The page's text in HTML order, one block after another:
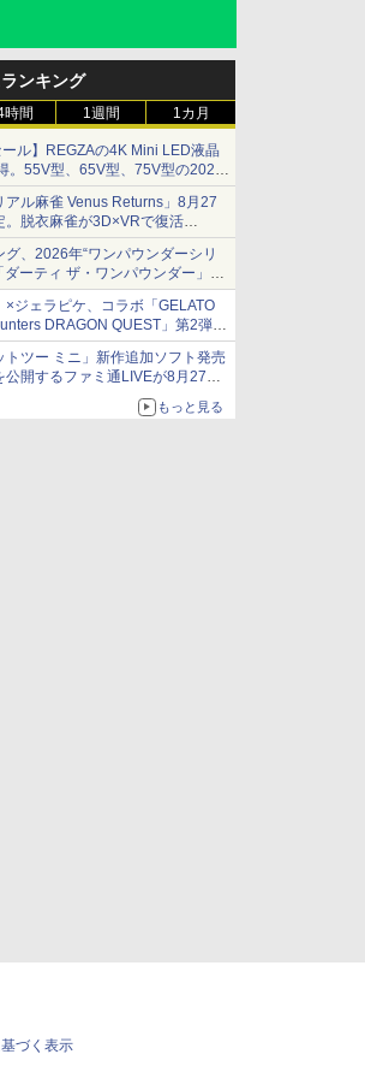
ンキング
時間 1週間 1カ月
ール】REGZAの4K Mini LED液晶
。55V型、65V型、75V型の2026
インナップ
アル麻雀 Venus Returns」8月27
。脱衣麻雀が3D×VRで復活
は20%オフになるセールが実施
グ、2026年“ワンパウンダーシリ
ダーティ ザ・ワンパウンダー」を
ックマヨソース」を使用した超大
ガー
×ジェラピケ、コラボ「GELATO
DRAGON QUEST」第2弾が
に入ったスライムやわたぼう、ベ
どがオリジナルアートで登場
トツー ミニ」新作追加ソフト発売
公開するファミ通LIVEが8月27日
もっと見る
づく表示